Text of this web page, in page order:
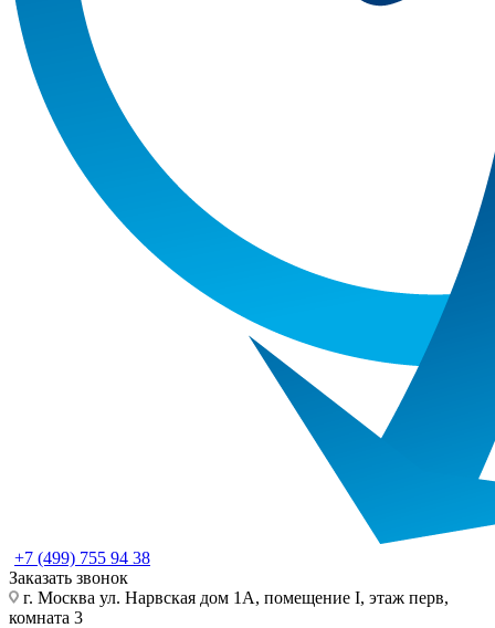
+7 (499) 755 94 38
Заказать звонок
г. Москва ул. Нарвская дом 1А, помещение I, этаж перв,
комната 3